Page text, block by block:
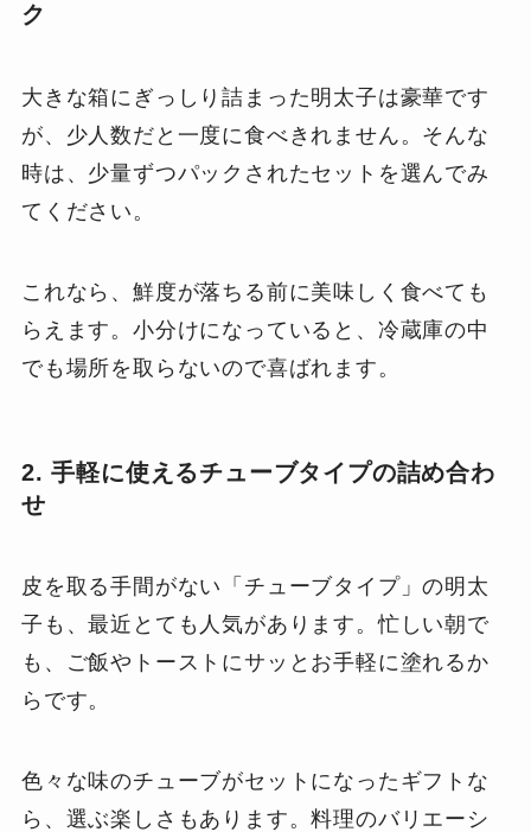
ク
大きな箱にぎっしり詰まった明太子は豪華です
が、少人数だと一度に食べきれません。そんな
時は、少量ずつパックされたセットを選んでみ
てください。
これなら、鮮度が落ちる前に美味しく食べても
らえます。小分けになっていると、冷蔵庫の中
でも場所を取らないので喜ばれます。
2. 手軽に使えるチューブタイプの詰め合わ
せ
皮を取る手間がない「チューブタイプ」の明太
子も、最近とても人気があります。忙しい朝で
も、ご飯やトーストにサッとお手軽に塗れるか
らです。
色々な味のチューブがセットになったギフトな
ら、選ぶ楽しさもあります。料理のバリエーシ